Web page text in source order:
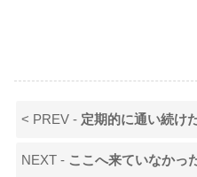
< PREV - 定期的に通い続け
NEXT - ここへ来ていなかっ